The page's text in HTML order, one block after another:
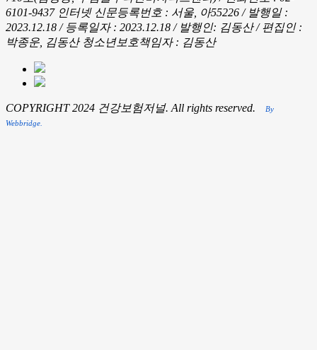
6101-9437 인터넷 신문등록번호 : 서울, 아55226 / 발행일 :
2023.12.18 / 등록일자 : 2023.12.18 / 발행인: 김동산 / 편집인 :
박종운, 김동산 청소년보호책임자 : 김동산
COPYRIGHT 2024 건강보험저널. All rights reserved.
By
Webbridge.